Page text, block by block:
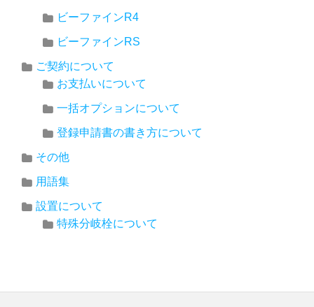
ビーファインR4
ビーファインRS
ご契約について
お支払いについて
一括オプションについて
登録申請書の書き方について
その他
用語集
設置について
特殊分岐栓について